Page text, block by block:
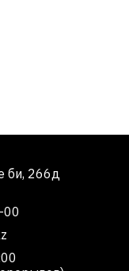
би, 266д
00